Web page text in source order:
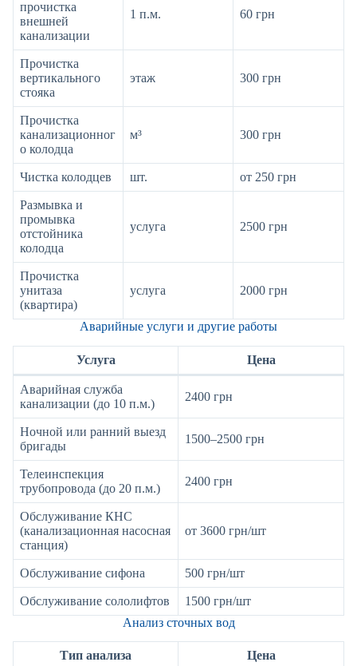
прочистка
внешней
канализации
1 п.м. 60 грн
Прочистка
вертикального
стояка
этаж 300 грн
Прочистка
канализационног
о колодца
м³ 300 грн
Чистка колодцев шт. от 250 грн
Размывка и
промывка
отстойника
колодца
услуга 2500 грн
Прочистка
унитаза
(квартира)
услуга 2000 грн
Аварийные услуги и другие работы
Услуга Цена
Аварийная служба
канализации (до 10 п.м.)
2400 грн
Ночной или ранний выезд
бригады
1500–2500 грн
Телеинспекция
трубопровода (до 20 п.м.)
2400 грн
Обслуживание КНС
(канализационная насосная
станция)
от 3600 грн/шт
Обслуживание сифона 500 грн/шт
Обслуживание сололифтов
1500 грн/шт
Анализ сточных вод
Тип анализа Цена